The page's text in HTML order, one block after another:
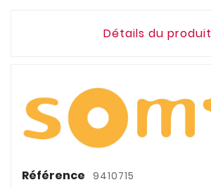
Détails du produit
Référence 9410715